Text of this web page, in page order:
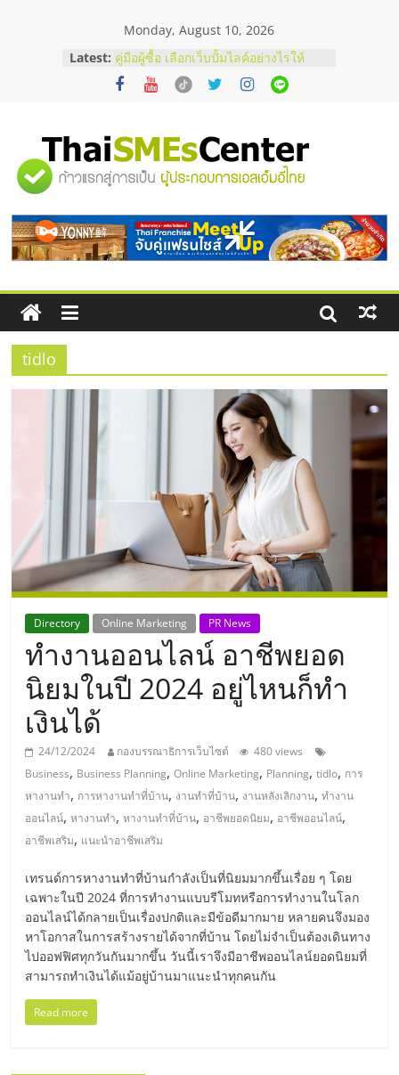
Monday, August 10, 2026
Latest: คู่มือผู้ซื้อ เลือกเว็บปั้มไลค์อย่างไรให้
เหมาะกับเป้าหมายของธุรกิจ
เว็บปั้มวิวช่วยธุรกิจออนไลน์ได้จริงหรือ
ปั้มฟอลติ๊กตอกที่เจ้าของธุรกิจควรรู้
อยากหาเงินทุน เพิ่มสภาพคล่องให้ธุรกิจ
เริ่มยังไงให้ผ่านฉลุย
บริการน้ำมัน Shell
"ศูนย์
รวม
ข้อมูล
ธุรกิจ
SME
แห่ง
ประเทศไทย,
ThaiSMEsCenter,
รวม
ธุรกิจ
เอ
ส
เอ็
มอี
ไทย,
SMEs,
แฟ
รน
ไชส์,
tidlo
Directory Online Marketing PR News
ทำงานออนไลน์ อาชีพยอด
นิยมในปี 2024 อยู่ไหนก็ทำ
เงินได้
24/12/2024 กองบรรณาธิการเว็บไซต์
480 views
Business, Business Planning,Online Marketing, Planning,tidlo, การ
หางานทำ, การหางานทำที่บ้าน, งานทำที่บ้าน, งานหลังเลิกงาน,ทำงาน
ออนไลน์,หางานทำ,หางานทำที่บ้าน, อาชีพยอดนิยม, อาชีพออนไลน์,
อาชีพเสริม, แนะนำอาชีพเสริม
เทรนด์การหางานทำที่บ้านกำลังเป็นที่นิยมมากขึ้นเรื่อย ๆ โดย
เฉพาะในปี 2024 ที่การทำงานแบบรีโมทหรือการทำงานในโลก
ออนไลน์ได้กลายเป็นเรื่องปกติและมีข้อดีมากมาย หลายคนจึงมอง
หาโอกาสในการสร้างรายได้จากที่บ้าน โดยไม่จำเป็นต้องเดินทาง
ไปออฟฟิศทุกวันกันมากขึ้น วันนี้เราจึงมีอาชีพออนไลน์ยอดนิยมที่
สามารถทำเงินได้แม้อยู่บ้านมาแนะนำทุกคนกัน
Read more